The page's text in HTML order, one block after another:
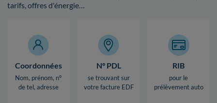
tarifs, offres d'énergie…
Coordonnées
Nom, prénom, n°
de tel, adresse
N° PDL
se trouvant sur
votre facture EDF
RIB
pour le
prélèvement auto